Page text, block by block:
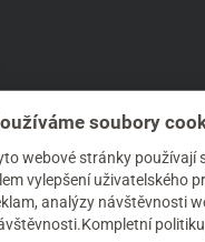
ZNAČKY“:
vera AnneMarie Börlind
Certifikáty Coslys
soubory
webové stránky používají
vylepšení uživatelského
analýzy návštěvnosti
politiku